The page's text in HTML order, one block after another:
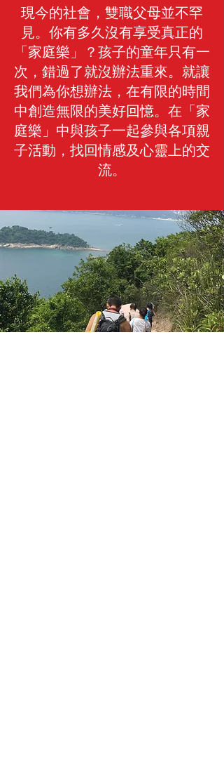
現今的社會，雙職父母並不罕
見。你有多久沒有享受真正的
「家庭樂」？孩子的童年只有一
次，錯過了就沒辦法重來。就讓
我們為你想辦法，在有限的時間
中創造無限的美好回憶。在「家
庭樂」中與孩子一起參與各項親
子活動，找回情感及心靈上的交
流。